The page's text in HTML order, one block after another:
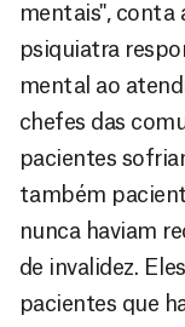
mentais", conta
psiquiatra
mental ao
chefes das
pacientes
também
nunca haviam
de invalidez.
pacientes que